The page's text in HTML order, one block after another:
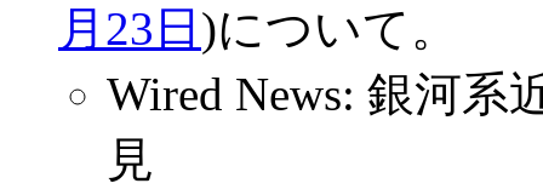
月23日 )について。
Wired News: 銀河
見